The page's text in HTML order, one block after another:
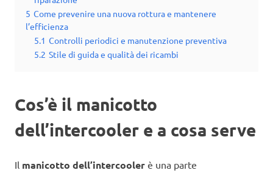
5 Come prevenire una nuova rottura e mantenere
l’efficienza
5.1 Controlli periodici e manutenzione preventiva
5.2 Stile di guida e qualità dei ricambi
Cos’è il manicotto
dell’intercooler e a cosa serve
Il manicotto dell’intercooler è una parte